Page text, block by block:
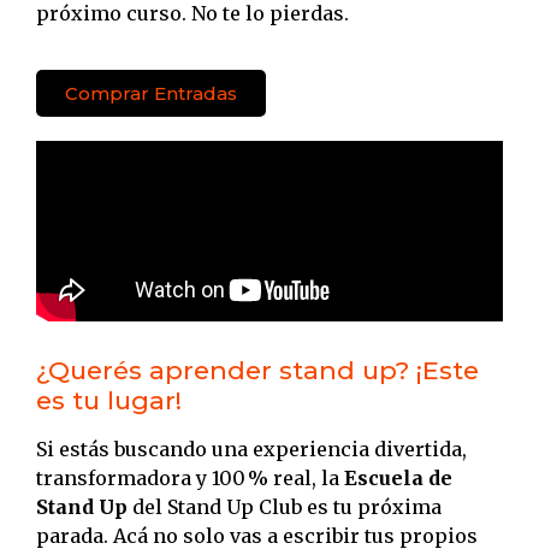
próximo curso. No te lo pierdas.
Comprar Entradas
¿Querés aprender stand up? ¡Este
es tu lugar!
Si estás buscando una experiencia divertida,
transformadora y 100 % real, la Escuela de
Stand Up del Stand Up Club es tu próxima
parada. Acá no solo vas a escribir tus propios